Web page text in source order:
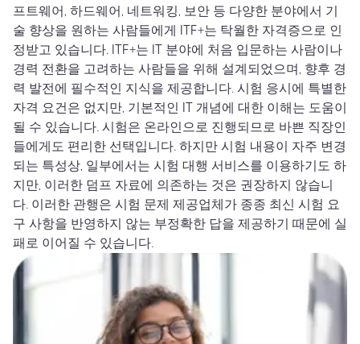
프트웨어, 하드웨어, 네트워킹, 보안 등 다양한 분야에서 기
술 향상을 원하는 사람들에게 ITF+는 탁월한 자격증으로 인
정받고 있습니다. ITF+는 IT 분야에 처음 입문하는 사람이나
경력 전환을 고려하는 사람들을 위해 설계되었으며, 향후 경
력 발전에 필수적인 지식을 제공합니다. 시험 응시에 특별한
자격 요건은 없지만, 기본적인 IT 개념에 대한 이해는 도움이
될 수 있습니다. 시험은 온라인으로 진행되므로 바쁜 직장인
들에게도 편리한 선택입니다. 하지만 시험 내용이 자주 변경
되는 특성상, 일부에서는 시험 대행 서비스를 이용하기도 하
지만, 이러한 덤프 자료에 의존하는 것은 권장하지 않습니
다. 이러한 관행은 시험 문제 제공업체가 종종 최신 시험 요
구 사항을 반영하지 않는 부정확한 답을 제공하기 때문에 실
패로 이어질 수 있습니다.